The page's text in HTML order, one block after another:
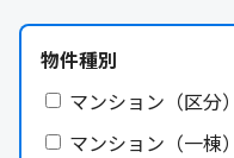
物件種別
マンション（区分）
マンション（一棟）